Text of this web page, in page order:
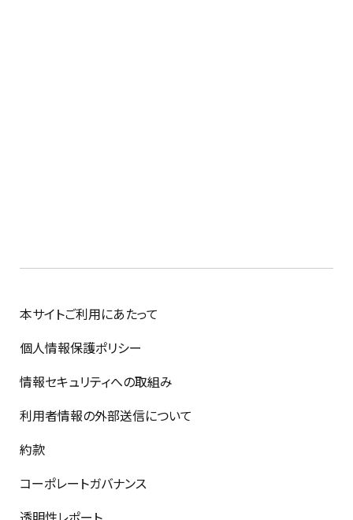
本サイトご利用にあたって
個人情報保護ポリシー
情報セキュリティへの取組み
利用者情報の外部送信について
約款
コーポレートガバナンス